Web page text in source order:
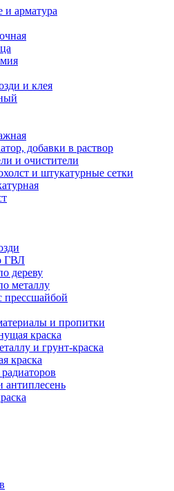
и арматура
и клея
добавки в раствор
и очистители
и штукатурные сетки
ГВЛ
дереву
металлу
прессшайбой
и пропитки
краска
и грунт-краска
краска
антиплесень